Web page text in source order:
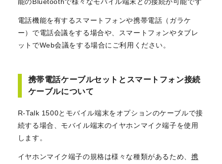
能のBluetoothで様々なモバイル端末との接続が可能です
電話機能を有するスマートフォンや携帯電話（ガラケ
ー）で電話会議をする場合や、スマートフォンやタブレ
ットでWeb会議をする場合にご利用ください。
携帯電話ケーブルセットとスマートフォン接続
ケーブルについて
R-Talk 1500とモバイル端末をオプションのケーブルで接
続する場合、モバイル端末のイヤホンマイク端子を使用
します。
イヤホンマイク端子の規格は様々な種類があるため、 携